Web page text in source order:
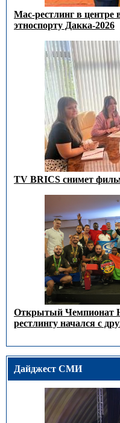
Мас-рестлинг в центре
этноспорту Дакка-2026
TV BRICS снимет
Открытый Чемпионат
рестлингу начался с
Дайджест СМИ